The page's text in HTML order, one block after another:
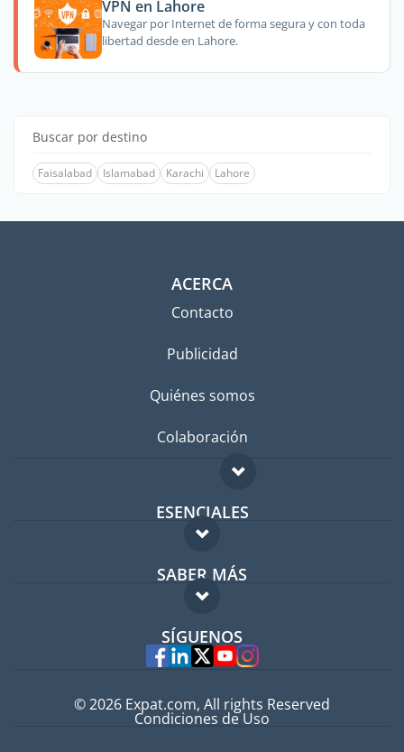
VPN en Lahore
Navegar por Internet de forma segura y con toda
libertad desde en Lahore.
Buscar por destino
Faisalabad Islamabad Karachi Lahore
ACERCA
Contacto
Publicidad
Quiénes somos
Colaboración
ESENCIALES
Foro para expatriados
Guía para expatriados
Trabajos en el extranjero
SABER MÁS
FAQ
Expertos
SÍGUENOS
© 2026 Expat.com, All rights Reserved
Condiciones de Uso